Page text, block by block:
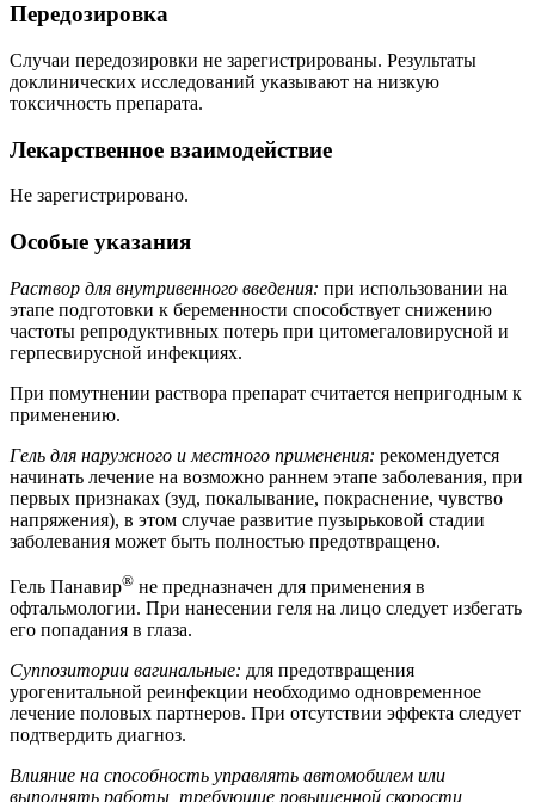
Передозировка
Случаи передозировки не зарегистрированы. Результаты
доклинических исследований указывают на низкую
токсичность препарата.
Лекарственное взаимодействие
Не зарегистрировано.
Особые указания
Раствор для внутривенного введения: при использовании на
этапе подготовки к беременности способствует снижению
частоты репродуктивных потерь при цитомегаловирусной и
герпесвирусной инфекциях.
При помутнении раствора препарат считается непригодным к
применению.
Гель для наружного и местного применения: рекомендуется
начинать лечение на возможно раннем этапе заболевания, при
первых признаках (зуд, покалывание, покраснение, чувство
напряжения), в этом случае развитие пузырьковой стадии
заболевания может быть полностью предотвращено.
Гель Панавир® не предназначен для применения в
офтальмологии. При нанесении геля на лицо следует избегать
его попадания в глаза.
Суппозитории вагинальные: для предотвращения
урогенитальной реинфекции необходимо одновременное
лечение половых партнеров. При отсутствии эффекта следует
подтвердить диагноз.
Влияние на способность управлять автомобилем или
выполнять работы, требующие повышенной скорости